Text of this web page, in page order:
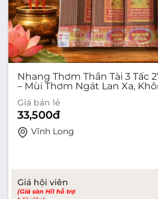
Nhang Thơm Thần Tài 3 Tấc
– Mùi Thơm Ngát Lan Xa,
Giá bán lẻ
33,500đ
Vĩnh Long
Giá hội viên
(Giá sàn Hi1 hỗ trợ